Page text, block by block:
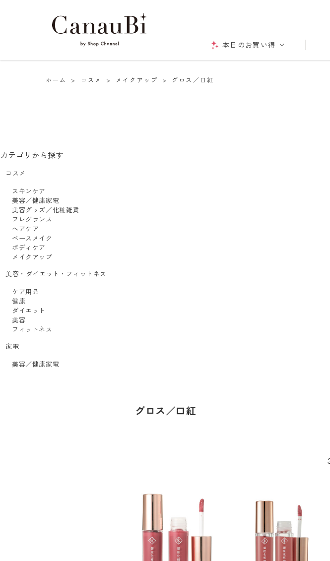
本日のお買い得
ホーム > コスメ > メイクアップ > グロス／口紅
カテゴリから探す
コスメ
スキンケア
美容／健康家電
美容グッズ／化粧雑貨
フレグランス
ヘアケア
ベースメイク
ボディケア
メイクアップ
美容・ダイエット・フィットネス
ケア用品
健康
ダイエット
美容
フィットネス
家電
美容／健康家電
グロス／口紅